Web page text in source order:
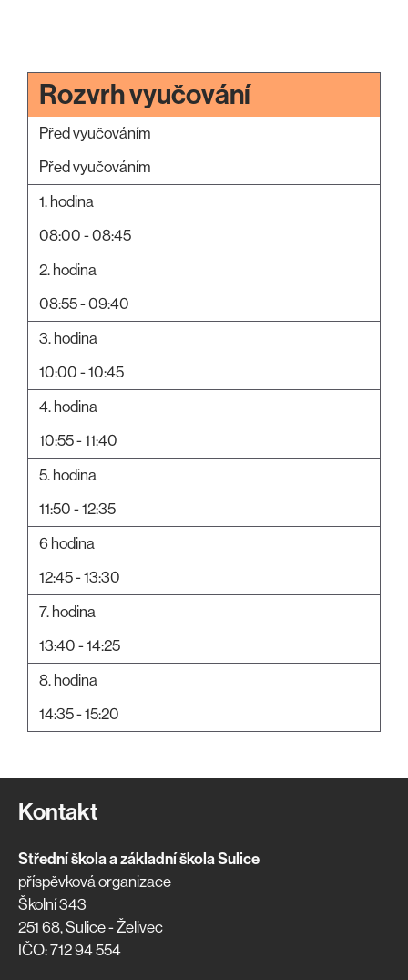
Rozvrh vyučování
Před vyučováním
Před vyučováním
1. hodina
08:00 - 08:45
2. hodina
08:55 - 09:40
3. hodina
10:00 - 10:45
4. hodina
10:55 - 11:40
5. hodina
11:50 - 12:35
6 hodina
12:45 - 13:30
7. hodina
13:40 - 14:25
8. hodina
14:35 - 15:20
Kontakt
Střední škola a základní škola Sulice
příspěvková organizace
Školní 343
251 68, Sulice - Želivec
IČO: 712 94 554